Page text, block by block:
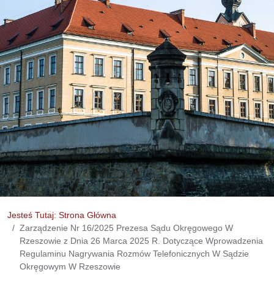
Jesteś Tutaj: Strona Główna
Zarządzenie Nr 16/2025 Prezesa Sądu Okręgowego W
Rzeszowie z Dnia 26 Marca 2025 R. Dotyczące Wprowadzenia
Regulaminu Nagrywania Rozmów Telefonicznych W Sądzie
Okręgowym W Rzeszowie